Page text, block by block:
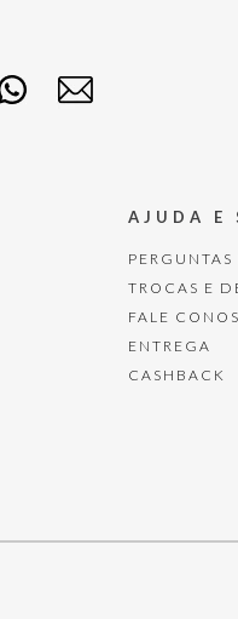
AJUDA E
TROCAS E
FALE
ENTREGA
CASHBACK